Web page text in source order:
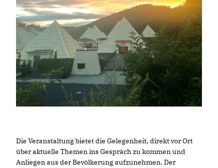
Die Veranstaltung bietet die Gelegenheit, direkt vor Ort
über aktuelle Themen ins Gespräch zu kommen und
Anliegen aus der Bevölkerung aufzunehmen. Der